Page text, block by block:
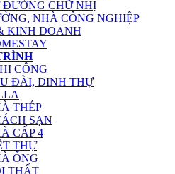
CHỮ NHỊ
NHÀ CÔNG NGHIỆP
KINH DOANH
CÔNG
ĐÀI, DINH THỰ
THÉP
SẠN
CẤP 4
THỰ
ỐNG
THẤT